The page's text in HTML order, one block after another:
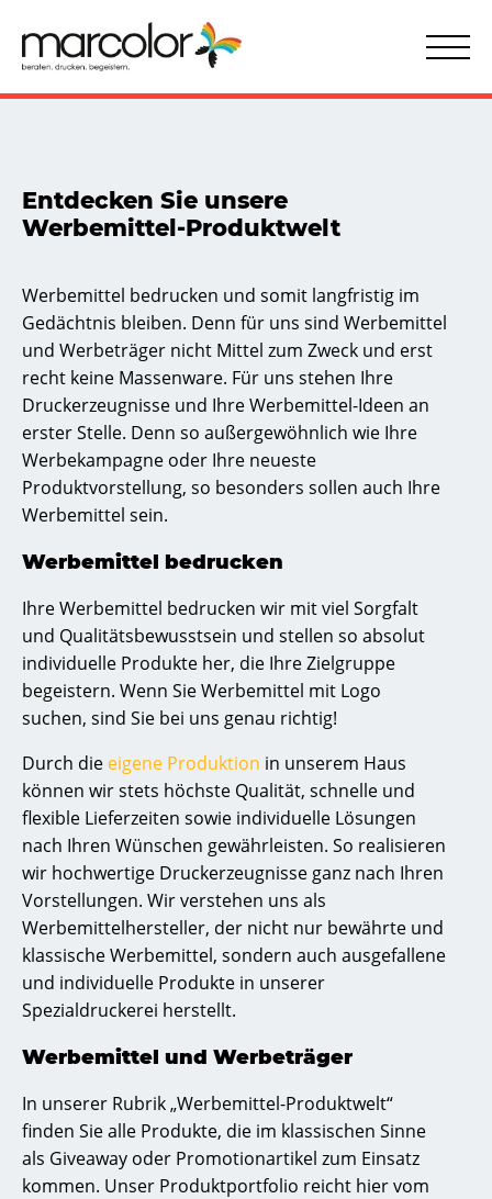
Entdecken Sie unsere
Werbemittel-Produktwelt
Werbemittel bedrucken und somit langfristig im
Gedächtnis bleiben. Denn für uns sind Werbemittel
und Werbeträger nicht Mittel zum Zweck und erst
recht keine Massenware. Für uns stehen Ihre
Druckerzeugnisse und Ihre Werbemittel-Ideen an
erster Stelle. Denn so außergewöhnlich wie Ihre
Werbekampagne oder Ihre neueste
Produktvorstellung, so besonders sollen auch Ihre
Werbemittel sein.
Werbemittel bedrucken
Ihre Werbemittel bedrucken wir mit viel Sorgfalt
und Qualitätsbewusstsein und stellen so absolut
individuelle Produkte her, die Ihre Zielgruppe
begeistern. Wenn Sie Werbemittel mit Logo
suchen, sind Sie bei uns genau richtig!
Durch die eigene Produktion in unserem Haus
können wir stets höchste Qualität, schnelle und
flexible Lieferzeiten sowie individuelle Lösungen
nach Ihren Wünschen gewährleisten. So realisieren
wir hochwertige Druckerzeugnisse ganz nach Ihren
Vorstellungen. Wir verstehen uns als
Werbemittelhersteller, der nicht nur bewährte und
klassische Werbemittel, sondern auch ausgefallene
und individuelle Produkte in unserer
Spezialdruckerei herstellt.
Werbemittel und Werbeträger
In unserer Rubrik „Werbemittel-Produktwelt“
finden Sie alle Produkte, die im klassischen Sinne
als Giveaway oder Promotionartikel zum Einsatz
kommen. Unser Produktportfolio reicht hier vom